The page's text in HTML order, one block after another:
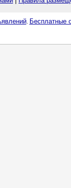
. Бесплатные